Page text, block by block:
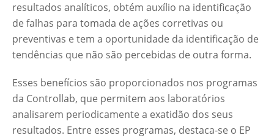
resultados analíticos, obtém auxílio na identificação
de falhas para tomada de ações corretivas ou
preventivas e tem a oportunidade da identificação de
tendências que não são percebidas de outra forma.
Esses benefícios são proporcionados nos programas
da Controllab, que permitem aos laboratórios
analisarem periodicamente a exatidão dos seus
resultados. Entre esses programas, destaca-se o EP